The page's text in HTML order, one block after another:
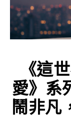
《這
愛》系
鬧非凡